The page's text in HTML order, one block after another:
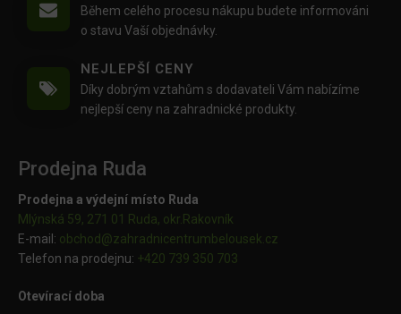
Během celého procesu nákupu budete informováni
o stavu Vaší objednávky.
NEJLEPŠÍ CENY
Díky dobrým vztahům s dodavateli Vám nabízíme
nejlepší ceny na zahradnické produkty.
Prodejna Ruda
Prodejna a výdejní místo Ruda
Mlýnská 59, 271 01 Ruda, okr.Rakovník
E-mail: obchod@zahradnicentrumbelousek.cz
Telefon na prodejnu: +420 739 350 703
Otevírací doba